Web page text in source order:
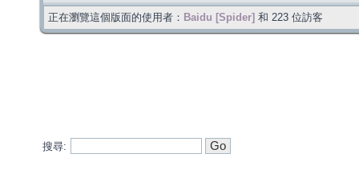
正在瀏覽這個版面的使用者： Baidu [Spider] 和 223 位訪客
搜尋: